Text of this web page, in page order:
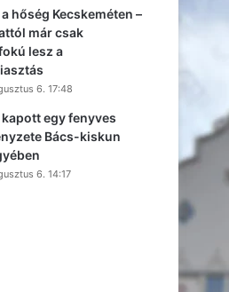
hőség Kecskeméten –
már csak
lesz a
6. 17:48
egy fenyves
Bács-kiskun
6. 14:17